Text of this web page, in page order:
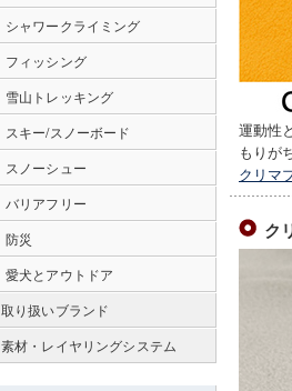
運動性
もりが
クリマ
ク
シャワークライミング
フィッシング
雪山トレッキング
スキー/スノーボード
スノーシュー
バリアフリー
防災
愛犬とアウトドア
取り扱いブランド
素材・レイヤリングシステム